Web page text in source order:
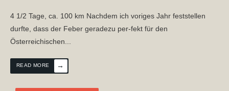
4 1/2 Tage, ca. 100 km Nachdem ich voriges Jahr feststellen
durfte, dass der Feber geradezu per-fekt für den
Österreichischen...
READ MORE →